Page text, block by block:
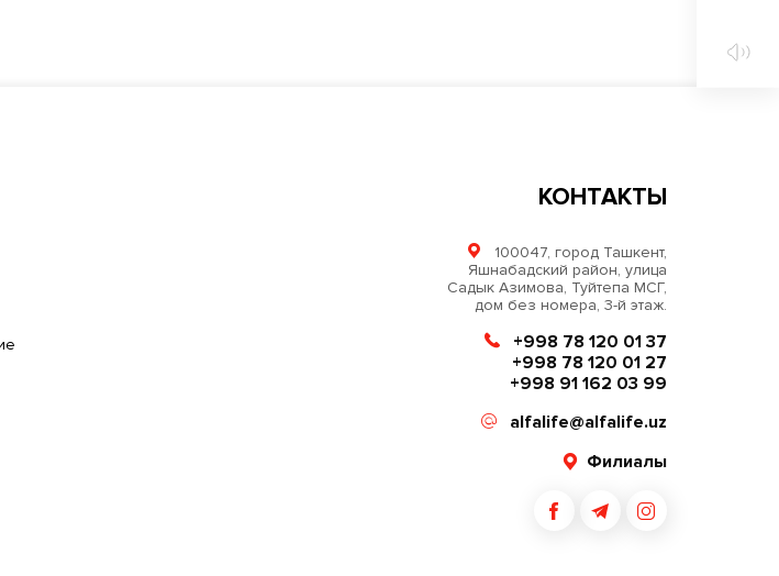
КОНТАКТЫ
100047, город Ташкент,
Яшнабадский район, улица
Садык Азимова, Туйтепа МСГ,
дом без номера, 3-й этаж.
+998 78 120 01 37
+998 78 120 01 27
+998 91 162 03 99
alfalife@alfalife.uz
Филиалы